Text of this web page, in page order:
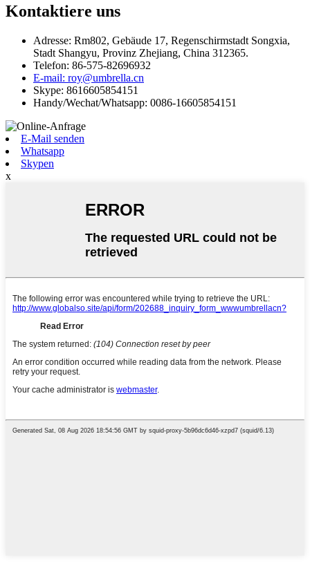
Kontaktiere uns
Adresse: Rm802, Gebäude 17, Regenschirmstadt Songxia,
Stadt Shangyu, Provinz Zhejiang, China 312365.
Telefon: 86-575-82696932
E-mail: roy@umbrella.cn
Skype: 8616605854151
Handy/Wechat/Whatsapp: 0086-16605854151
E-Mail senden
Whatsapp
Skypen
x